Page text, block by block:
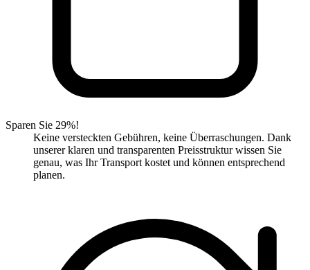
Sparen Sie 29%!
Keine versteckten Gebühren, keine Überraschungen. Dank
unserer klaren und transparenten Preisstruktur wissen Sie
genau, was Ihr Transport kostet und können entsprechend
planen.